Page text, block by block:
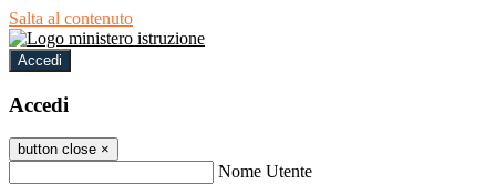
Salta al contenuto
Accedi
Accedi
button close ×
Nome Utente